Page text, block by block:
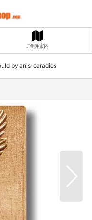
ご利用案内
by anis-oaradies